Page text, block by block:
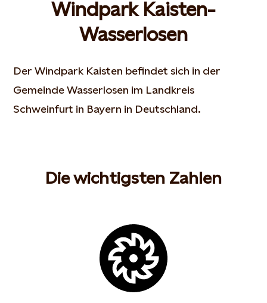
Windpark Kaisten-
Wasserlosen
Der Windpark Kaisten befindet sich in der
Gemeinde Wasserlosen im Landkreis
Schweinfurt in Bayern in Deutschland.
Die wichtigsten Zahlen